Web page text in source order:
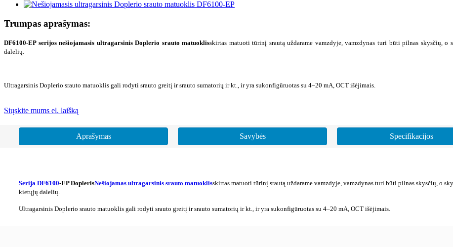
Trumpas aprašymas:
DF6100-EP serijos nešiojamasis ultragarsinis Doplerio srauto matuoklisskirtas matuoti tūrinį srautą uždarame vamzdyje, vamzdynas turi būti pilnas skysčių,
dalelių.
Ultragarsinis Doplerio srauto matuoklis gali rodyti srauto greitį ir srauto sumatorių ir kt., ir yra sukonfigūruotas su 4–20 mA, OCT išėjimais.
Siųskite mums el. laišką
Aprašymas Savybės Specifikacijos
Serija DF6100-EP DoplerisNešiojamas ultragarsinis srauto matuoklisskirtas matuoti tūrinį srautą uždarame vamzdyje, vamzdynas turi būti pilnas skysčių, o
kietųjų dalelių.
Ultragarsinis Doplerio srauto matuoklis gali rodyti srauto greitį ir srauto sumatorių ir kt., ir yra sukonfigūruotas su 4–20 mA, OCT išėjimais.